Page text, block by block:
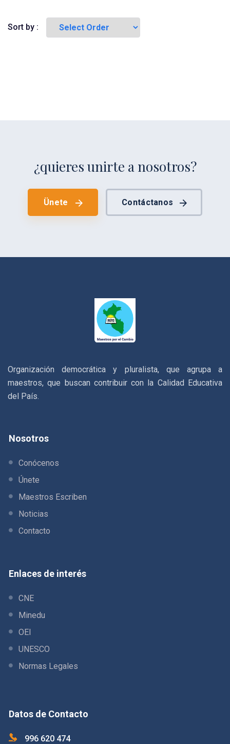
Sort by :
¿quieres unirte a nosotros?
Ünete Contáctanos
Organización democrática y pluralista, que agrupa a
maestros, que buscan contribuir con la Calidad Educativa
del País.
Nosotros
Conócenos
Únete
Maestros Escriben
Noticias
Contacto
Enlaces de interés
CNE
Minedu
OEI
UNESCO
Normas Legales
Datos de Contacto
996 620 474